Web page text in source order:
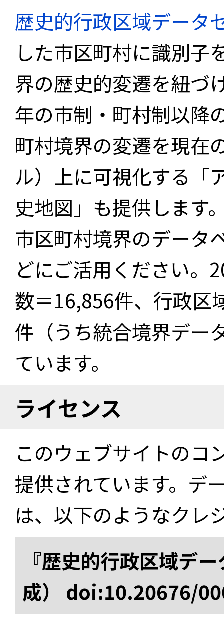
歴史的行政区域データ
した市区町村に識別子
界の歴史的変遷を紐づ
年の市制・町村制以降
町村境界の変遷を現在
ル）上に可視化する「
史地図」も提供します
市区町村境界のデータ
どにご活用ください。
数＝16,856件、行政区
件（うち統合境界デー
ています。
ライセンス
このウェブサイトのコ
提供されています。デ
は、以下のようなクレ
『歴史的行政区域デ
成） doi:10.20676/